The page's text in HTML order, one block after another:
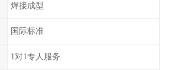
焊接成型
国际标准
1对1专人服务